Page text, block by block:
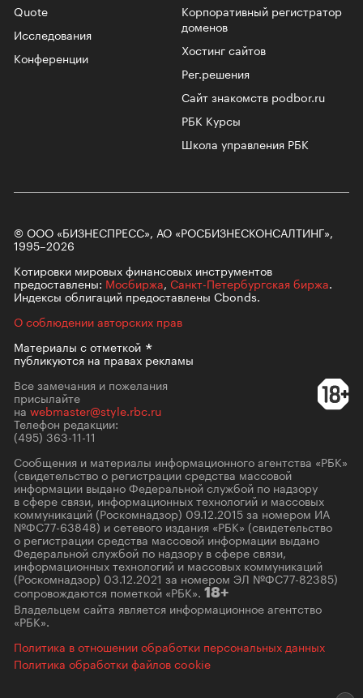
Корпоративный регистратор
доменов
Хостинг сайтов
Рег.решения
Сайт знакомств podbor.ru
РБК Курсы
Школа управления РБК
Quote
Исследования
Конференции
© ООО «БИЗНЕСПРЕСС», АО «РОСБИЗНЕСКОНСАЛТИНГ»,
1995–2026
Котировки мировых финансовых инструментов
предоставлены: Мосбиржа, Санкт-Петербургская биржа.
Индексы облигаций предоставлены Cbonds.
О соблюдении авторских прав
Материалы сотметкой
публикуются на правах рекламы
Все замечания и пожелания
присылайте
на webmaster@style.rbc.ru
Телефон редакции:
(495) 363-11-11
Сообщения и материалы информационного агентства «РБК»
(свидетельство о регистрации средства массовой
информации выдано Федеральной службой по надзору
в сфере связи, информационных технологий и массовых
коммуникаций (Роскомнадзор) 09.12.2015 за номером ИА
№ФС77-63848) и сетевого издания «РБК» (свидетельство
о регистрации средства массовой информации выдано
Федеральной службой по надзору в сфере связи,
информационных технологий и массовых коммуникаций
(Роскомнадзор) 03.12.2021 за номером ЭЛ №ФС77-82385)
сопровождаются пометкой «РБК». 18+
Владельцем сайта является информационное агентство
«РБК».
Политика в отношении обработки персональных данных
Политика обработки файлов cookie